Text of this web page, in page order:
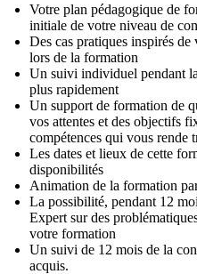
Votre plan pédagogique de
initiale de votre niveau de
Des cas pratiques inspirés
lors de la formation
Un suivi individuel pendant
plus rapidement
Un support de formation de
vos attentes et des objectifs
compétences qui vous rende
Les dates et lieux de cette
disponibilités
Animation de la formation
La possibilité, pendant 12
Expert sur des
votre formation
Un suivi de 12 mois de la
acquis.